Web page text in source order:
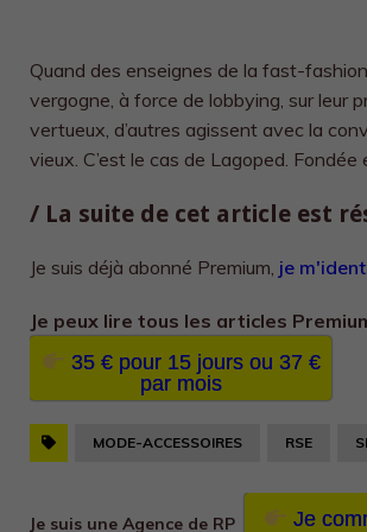
Quand des enseignes de la fast-
vergogne, à force de lobbying, sur leur
vertueux, d’autres agissent avec la
vieux. C’est le cas de Lagoped.
/ La suite de cet article est
Je suis déjà abonné Premium, je
Je peux lire tous les articles
35 € pour 15 jours ou 37 €
par mois
MODE-ACCESSOIRES RSE
Je suis une Agence de RP
Je